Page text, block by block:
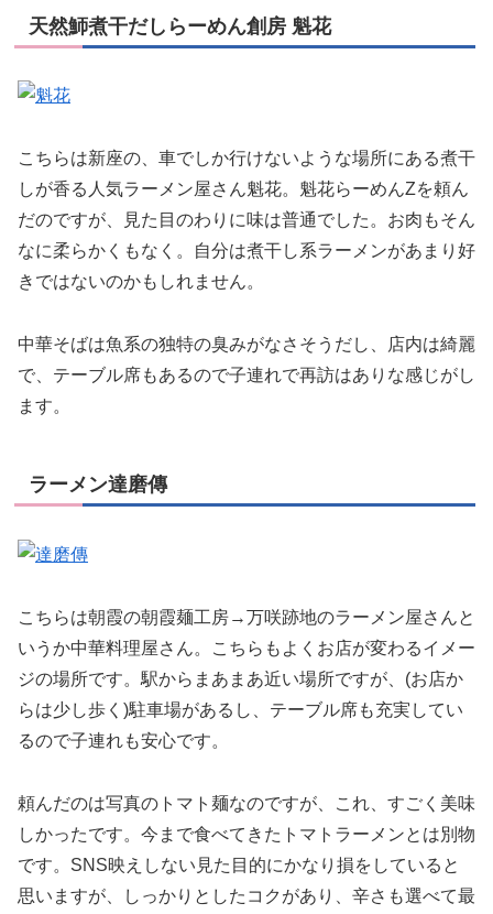
天然魳煮干だしらーめん創房 魁花
こちらは新座の、車でしか行けないような場所にある煮干
しが香る人気ラーメン屋さん魁花。魁花らーめんZを頼ん
だのですが、見た目のわりに味は普通でした。お肉もそん
なに柔らかくもなく。自分は煮干し系ラーメンがあまり好
きではないのかもしれません。
中華そばは魚系の独特の臭みがなさそうだし、店内は綺麗
で、テーブル席もあるので子連れで再訪はありな感じがし
ます。
ラーメン達磨傳
こちらは朝霞の朝霞麺工房→万咲跡地のラーメン屋さんと
いうか中華料理屋さん。こちらもよくお店が変わるイメー
ジの場所です。駅からまあまあ近い場所ですが、(お店か
らは少し歩く)駐車場があるし、テーブル席も充実してい
るので子連れも安心です。
頼んだのは写真のトマト麺なのですが、これ、すごく美味
しかったです。今まで食べてきたトマトラーメンとは別物
です。SNS映えしない見た目的にかなり損をしていると
思いますが、しっかりとしたコクがあり、辛さも選べて最